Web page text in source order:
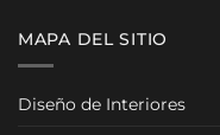
MAPA DEL SITIO
Diseño de Interiores